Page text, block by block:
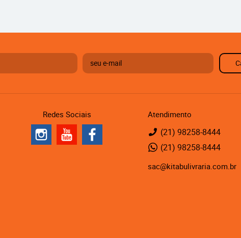
Redes Sociais Atendimento
(21) 98258-8444
(21) 98258-8444
sac@kitabulivraria.com.br